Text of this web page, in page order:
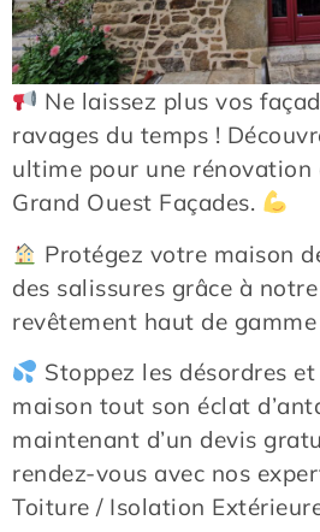
Ne laissez plus vos
ravages du temps !
ultime pour une rénovation
Grand Ouest Façades.
Protégez votre maison
des salissures grâce à
revêtement haut de gamme
Stoppez les désordres
maison tout son éclat
maintenant d’un devis
rendez-vous avec nos
Toiture / Isolation